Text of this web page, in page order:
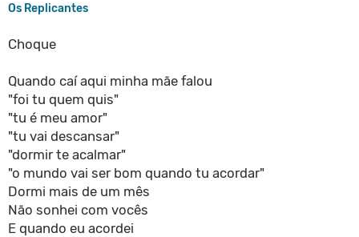
Os Replicantes
Choque
Quando caí aqui minha mãe falou
"foi tu quem quis"
"tu é meu amor"
"tu vai descansar"
"dormir te acalmar"
"o mundo vai ser bom quando tu acordar"
Dormi mais de um mês
Não sonhei com vocês
E quando eu acordei